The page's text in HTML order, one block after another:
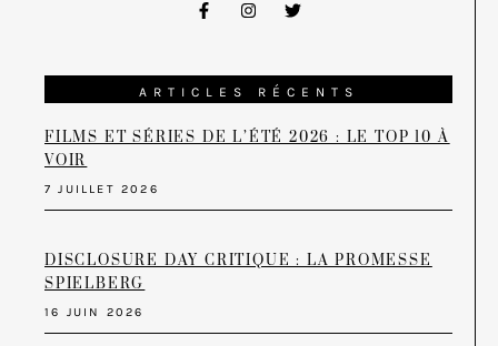
ARTICLES RÉCENTS
FILMS ET SÉRIES DE L’ÉTÉ 2026 : LE TOP 10 À
VOIR
7 JUILLET 2026
DISCLOSURE DAY CRITIQUE : LA PROMESSE
SPIELBERG
16 JUIN 2026